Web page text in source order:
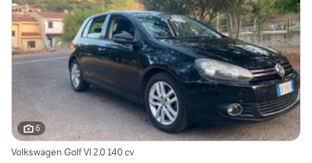
6
Volkswagen Golf VI 2.0 140 cv